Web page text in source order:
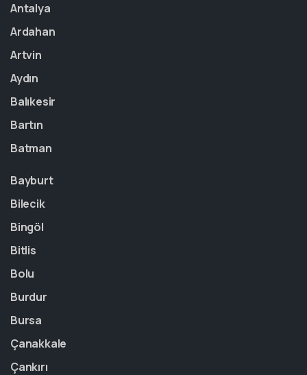
Antalya
Ardahan
Artvin
Aydın
Balıkesir
Bartın
Batman
Bayburt
Bilecik
Bingöl
Bitlis
Bolu
Burdur
Bursa
Çanakkale
Çankırı